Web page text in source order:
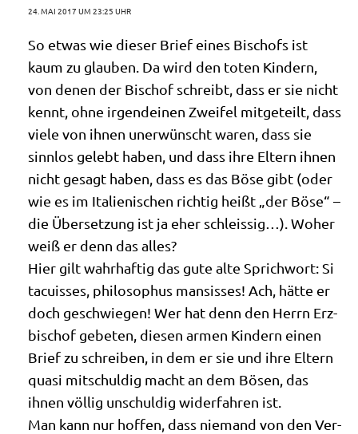
24. MAI 2017 UM 23:25 UHR
So etwas wie die­ser Brief eines Bischofs ist
kaum zu glau­ben. Da wird den toten Kin­dern,
von denen der Bischof schreibt, dass er sie nicht
kennt, ohne irgend­ei­nen Zwei­fel mit­ge­teilt, dass
vie­le von ihnen uner­wünscht waren, dass sie
sinn­los gelebt haben, und dass ihre Eltern ihnen
nicht gesagt haben, dass es das Böse gibt (oder
wie es im Ita­lie­ni­schen rich­tig heißt „der Böse“ –
die Über­set­zung ist ja eher schlei­ssig…). Woher
weiß er denn das alles?
Hier gilt wahr­haf­tig das gute alte Sprich­wort: Si
tacui­s­ses, phi­lo­so­phus man­sis­ses! Ach, hät­te er
doch geschwie­gen! Wer hat denn den Herrn Erz­
bi­schof gebe­ten, die­sen armen Kin­dern einen
Brief zu schrei­ben, in dem er sie und ihre Eltern
qua­si mit­schul­dig macht an dem Bösen, das
ihnen völ­lig unschul­dig wider­fah­ren ist.
Man kann nur hof­fen, dass nie­mand von den Ver­